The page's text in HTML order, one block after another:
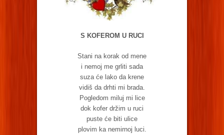
S KOFEROM U RUCI
Stani na korak od mene
i nemoj me grliti sada
suza će lako da krene
vidiš da drhti mi brada.
Pogledom miluj mi lice
dok kofer držim u ruci
puste će biti ulice
plovim ka nemirnoj luci.